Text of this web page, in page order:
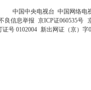
中国中央电视台 中国网络电
良信息举报 京ICP证060535号
号 0102004 新出网证（京）